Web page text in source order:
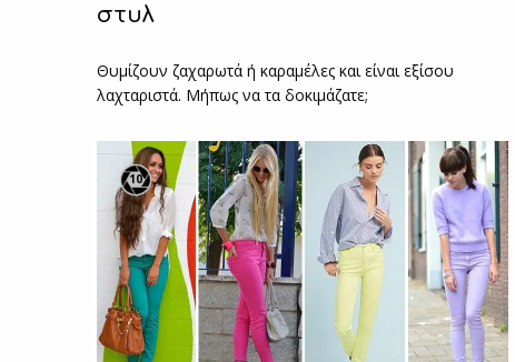
στυλ
Θυμίζουν ζαχαρωτά ή καραμέλες και είναι εξίσου
λαχταριστά. Μήπως να τα δοκιμάζατε;
10